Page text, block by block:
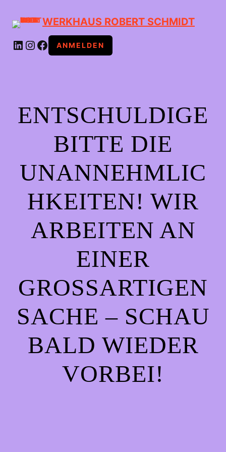
WERKHAUS ROBERT SCHMIDT
LINKEDIN INSTAGRAMFACEBOOK ANMELDEN
ENTSCHULDIGE
BITTE DIE
UNANNEHMLIC
HKEITEN! WIR
ARBEITEN AN
EINER
GROSSARTIGEN S
ACHE – SCHAU B
ALD WIEDER V
ORBEI!